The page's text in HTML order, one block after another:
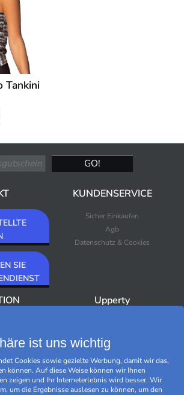
Tankini
SIE
KUNDENSERVICE
Sicher Einkaufen
Agb
Datenschutz & Cookies
Upperty
Bestseller
Outlet
Marken
Black Friday
Cookies verwalten
ist uns wichtig
Cookies sowie gezielte Werbung, damit wir das,
können. Auf diese Weise können wir Ihnen
zeigen und Ihr Interneterlebnis wird besser. Wir
um die Ergebnisse auslesen zu können, um den